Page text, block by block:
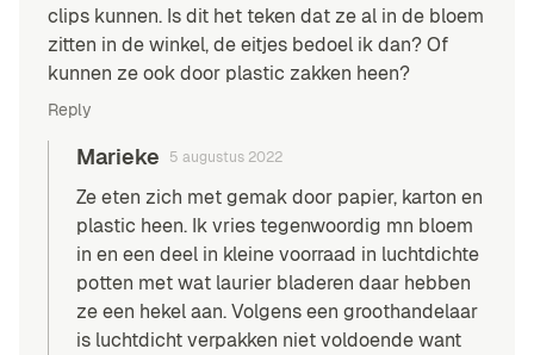
clips kunnen. Is dit het teken dat ze al in de bloem
zitten in de winkel, de eitjes bedoel ik dan? Of
kunnen ze ook door plastic zakken heen?
Reply
Marieke 5 augustus 2022
Ze eten zich met gemak door papier, karton en
plastic heen. Ik vries tegenwoordig mn bloem
in en een deel in kleine voorraad in luchtdichte
potten met wat laurier bladeren daar hebben
ze een hekel aan. Volgens een groothandelaar
is luchtdicht verpakken niet voldoende want